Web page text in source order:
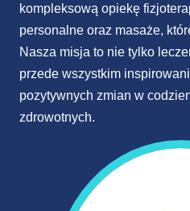
kompleksową opiekę
personalne oraz masaże,
Nasza misja to nie tylko
przede wszystkim
pozytywnych zmian w
zdrowotnych.